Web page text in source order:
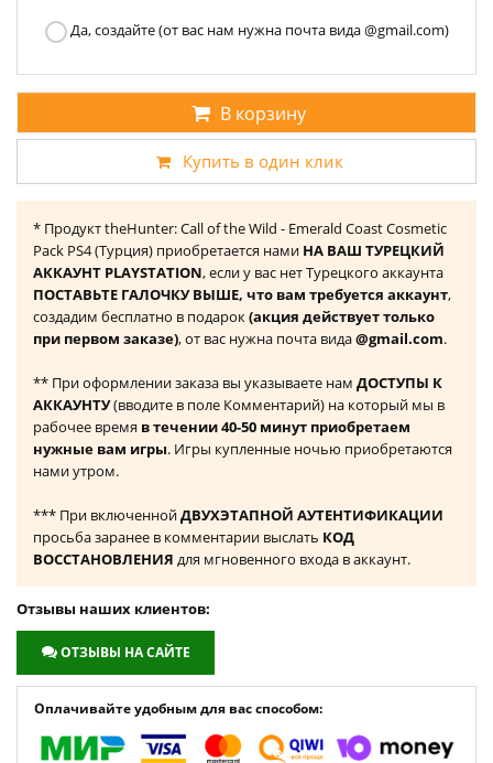
Да, создайте (от вас нам нужна почта вида @gmail.com)
В корзину
Купить в один клик
* Продукт theHunter: Call of the Wild - Emerald Coast Cosmetic
Pack PS4 (Турция) приобретается нами НА ВАШ ТУРЕЦКИЙ
АККАУНТ PLAYSTATION, если у вас нет Турецкого аккаунта
ПОСТАВЬТЕ ГАЛОЧКУ ВЫШЕ, что вам требуется аккаунт,
создадим бесплатно в подарок(акция действует только
при первом заказе), от вас нужна почта вида@gmail.com.
** При оформлении заказа вы указываете нам ДОСТУПЫ К
АККАУНТУ(вводите в поле Комментарий) на который мы в
рабочее время в течении 40-50 минут приобретаем
нужные вам игры. Игры купленные ночью приобретаются
нами утром.
*** При включеннойДВУХЭТАПНОЙ АУТЕНТИФИКАЦИИ
просьба заранее в комментарии выслать КОД
ВОССТАНОВЛЕНИЯ для мгновенного входа в аккаунт.
Отзывы наших клиентов:
ОТЗЫВЫ НА САЙТЕ
Оплачивайте удобным для вас способом: